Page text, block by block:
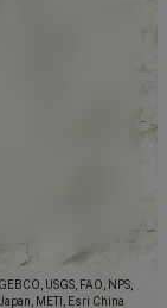
USGS, FAO, NPS,
METI, Esri China